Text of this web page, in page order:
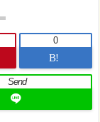
B!
0
Send